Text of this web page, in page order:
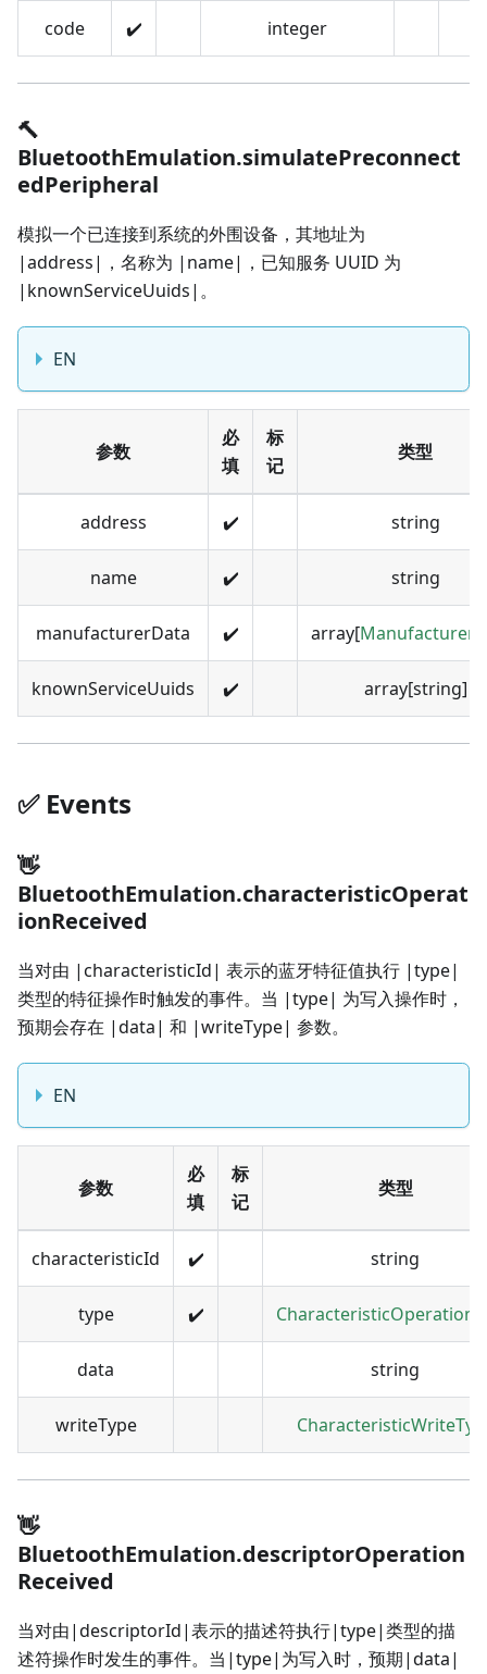
code ✔️ integer
🔨
BluetoothEmulation.simulatePreconnect
edPeripheral
模拟一个已连接到系统的外围设备，其地址为
|address|，名称为 |name|，已知服务 UUID 为
|knownServiceUuids|。
EN
参数
必
填
标
记
类型
address ✔️ string
name ✔️ string
manufacturerData ✔️ array[
knownServiceUuids ✔️ array[string]
✅️️ Events
👋
BluetoothEmulation.characteristicOperat
ionReceived
当对由 |characteristicId| 表示的蓝牙特征值执行 |type|
类型的特征操作时触发的事件。当 |type| 为写入操作时，
预期会存在 |data| 和 |writeType| 参数。
EN
参数
必
填
标
记
类型
characteristicId ✔️ string
type ✔️
data string
writeType
👋
BluetoothEmulation.descriptorOperation
Received
当对由|descriptorId|表示的描述符执行|type|类型的描
述符操作时发生的事件。当|type|为写入时，预期|data|